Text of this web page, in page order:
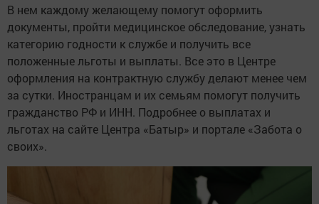
В нем каждому желающему помогут оформить
документы, пройти медицинское обследование, узнать
категорию годности к службе и получить все
положенные льготы и выплаты. Все это в Центре
оформления на контрактную службу делают менее чем
за сутки. Иностранцам и их семьям помогут получить
гражданство РФ и ИНН. Подробнее о выплатах и
льготах на сайте Центра «Батыр» и портале «Забота о
своих».